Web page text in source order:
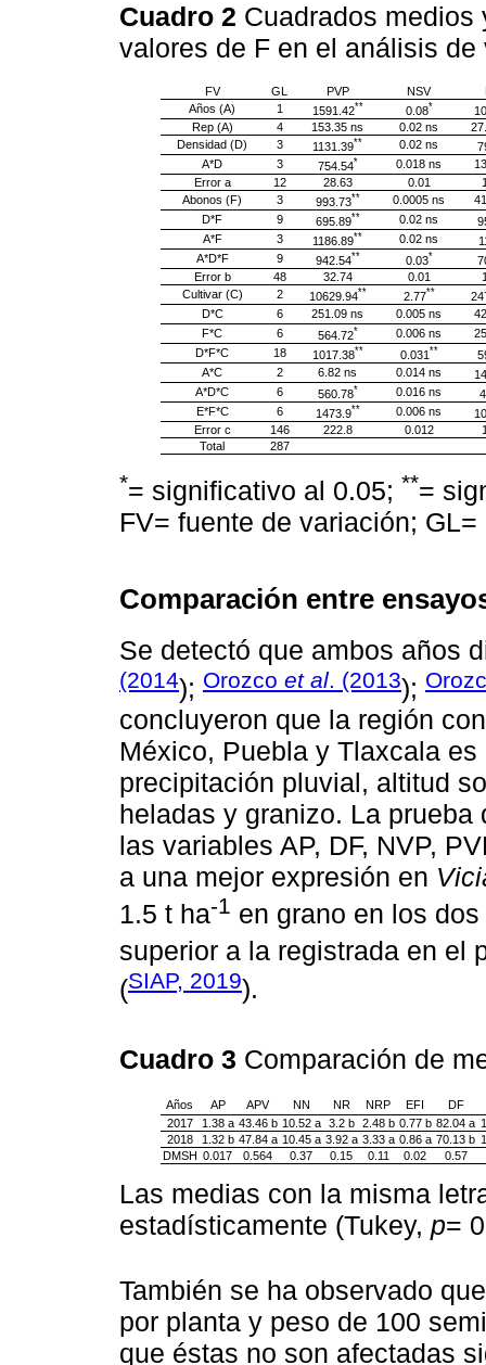
Cuadro 2 Cuadrados
valores de F en el análisis
FV GL PVP NSV
Años (A)
1 1591.42** 0.08*
Rep (A)
4 153.35 ns 0.02 ns
Densidad (D)
3 1131.39** 0.02 ns
A*D
3 754.54* 0.018 ns
Error a
12 28.63 0.01
Abonos (F)
3 993.73** 0.0005 ns
D*F
9 695.89** 0.02 ns
A*F
3 1186.89** 0.02 ns
A*D*F
9 942.54** 0.03*
Error b
48 32.74 0.01
Cultivar (C)
2 10629.94** 2.77**
D*C
6 251.09 ns 0.005 ns
F*C
6 564.72* 0.006 ns
D*F*C
18 1017.38** 0.031 **
A*C
2 6.82 ns 0.014 ns
A*D*C
6 560.78* 0.016 ns
E*F*C
6 1473.9** 0.006 ns
Error c
146 222.8 0.012
Total
287
*= significativo al 0.05; **=
FV= fuente de variación;
Comparación entre
Se detectó que ambos años
(2014); Orozco et al. (2013);
concluyeron que la región
México, Puebla y Tlaxcala
precipitación pluvial, altitud
heladas y granizo. La
las variables AP, DF, NVP,
a una mejor expresión en
1.5 t ha-1 en grano en los
superior a la registrada en el
(SIAP, 2019).
Cuadro 3 Comparación de
Años AP APV NN NR NRP EFI
DF
2017
1.38 a 43.46 b 10.52 a 3.2 b 2.48 b 0.77 b 82.04 a
2018
1.32 b 47.84 a 10.45 a 3.92 a 3.33 a 0.86 a 70.13 b
DMSH 0.017 0.564 0.37 0.15 0.11 0.02 0.57
Las medias con la misma
estadísticamente (Tukey, p=
También se ha observado
por planta y peso de 100
que éstas no son afectadas